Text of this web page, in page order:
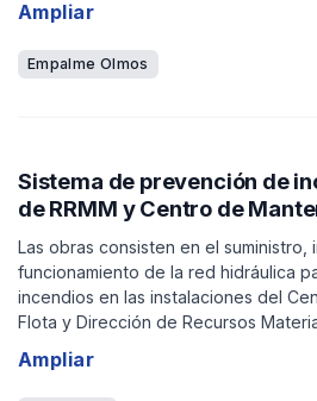
el centro de la localidad, la zona con
de la ciudad.
Ampliar
Empalme Olmos
Sistema de prevención de
de RRMM y Centro de
Las obras consisten en el suministro,
funcionamiento de la red hidráulica
incendios en las instalaciones del
Flota y Dirección de Recursos
Canelones.
Ampliar